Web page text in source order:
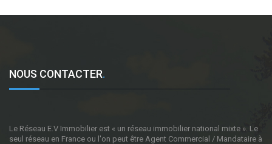
NOUS CONTACTER.
Le Réseau E.V Immobilier est « un réseau immobilier national mixte ». Le
seul réseau en France ou l'on peut être Agent Commercial / Mandataire à